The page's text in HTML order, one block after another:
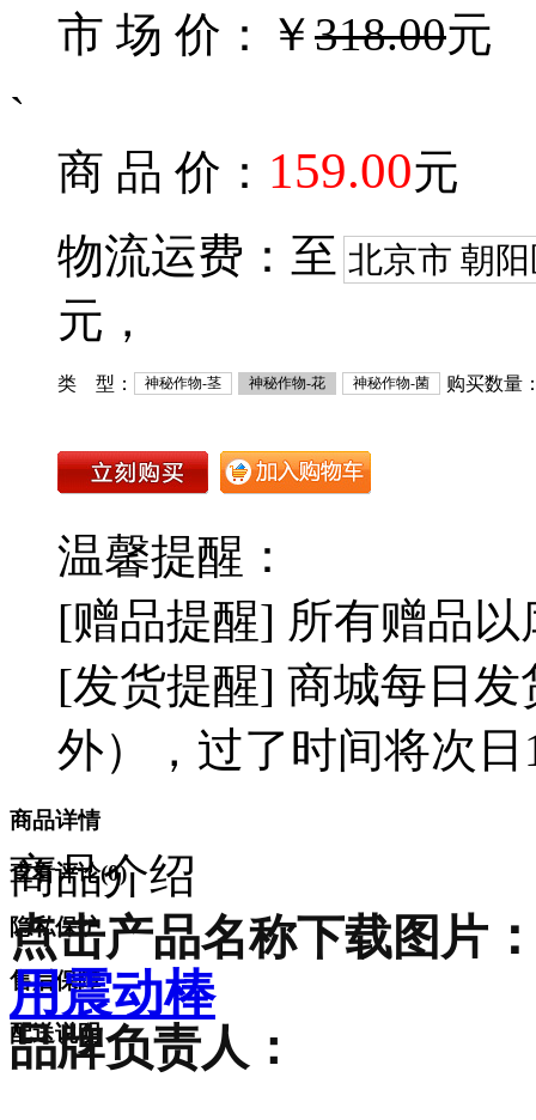
市 场 价：￥318.00元
`
商 品 价： 159.00元
物流运费：至 北京市 朝
元，
类 型： 神秘作物-茎 神秘作物-花 神秘作物-菌 购买数量
温馨提醒：
[赠品提醒] 所有赠品
[发货提醒] 商城每日
外），过了时间将次
商品详情
查看评论(0)
隐私保护
售后保障
配送说明
商品介绍
点击产品名称下载图片
用震动棒
品牌负责人：